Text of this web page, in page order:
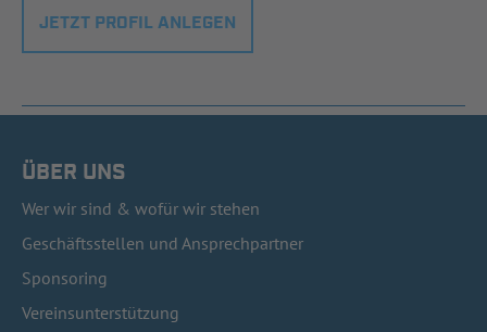
JETZT PROFIL ANLEGEN
ÜBER UNS
Wer wir sind & wofür wir stehen
Geschäftsstellen und Ansprechpartner
Sponsoring
Vereinsunterstützung